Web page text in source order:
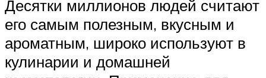
Десятки миллионов людей считают
его самым полезным, вкусным и
ароматным, широко используют в
кулинарии и домашней